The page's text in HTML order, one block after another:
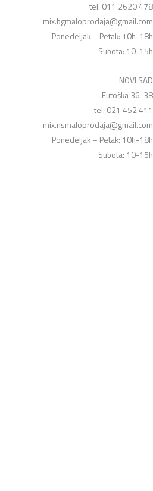
tel: 011 2620 478
mix.bgmaloprodaja@gmail.com
Ponedeljak – Petak: 10h-18h
Subota: 10-15h
NOVI SAD
Futoška 36-38
tel: 021 452 411
mix.nsmaloprodaja@gmail.com
Ponedeljak – Petak: 10h-18h
Subota: 10-15h